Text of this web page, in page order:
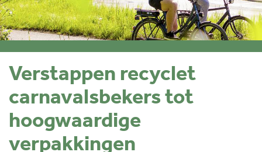
Verstappen recyclet
carnavalsbekers tot
hoogwaardige
verpakkingen